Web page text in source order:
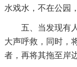
水戏水，不在公园
五、当发现有
大声呼救，同时，
者，再将其拖至岸边